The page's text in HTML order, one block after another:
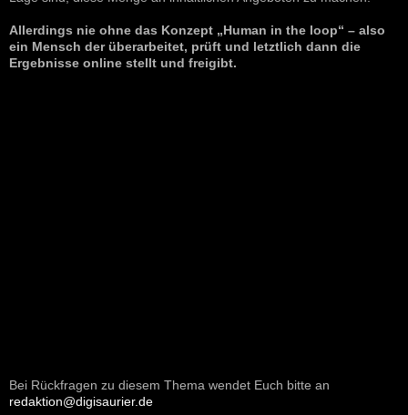
Allerdings nie ohne das Konzept „Human in the loop“ – also
ein Mensch der überarbeitet, prüft und letztlich dann die
Ergebnisse online stellt und freigibt.
Bei Rückfragen zu diesem Thema wendet Euch bitte an
redaktion@digisaurier.de